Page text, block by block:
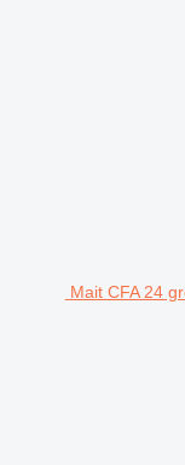
Mait CFA 24